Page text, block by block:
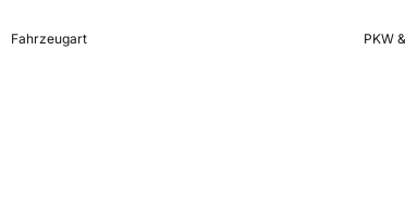
Fahrzeugart PKW